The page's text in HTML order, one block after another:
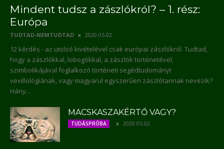
Mindent tudsz a zászlókról? – 1. rész:
Európa
TUDTAD-NEMTUDTAD 2020.05.02.
12 kérdés - az utolsó kivételével csak európai zászlókról. Tudtad,
hogy a zászlókkal, lobogókkal, a zászlók történetével,
szimbolikájával foglalkozó történeti segédtudományt
vexillológiának, vagy magyarul egyszerűen zászlótannak nevezik?
Hány...
MACSKASZAKÉRTŐ VAGY?
TUDÁSPRÓBA 2020.05.02.